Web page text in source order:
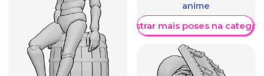
anime
Mostrar mais poses na